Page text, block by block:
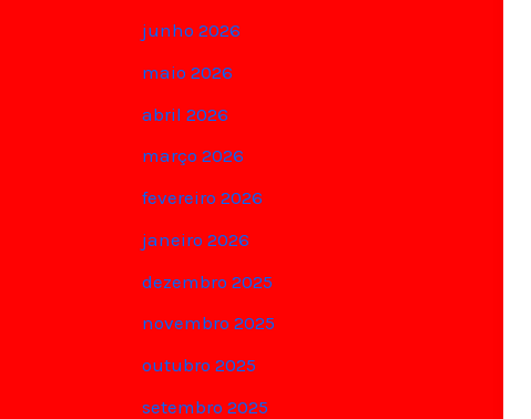
junho 2026
maio 2026
abril 2026
março 2026
fevereiro 2026
janeiro 2026
dezembro 2025
novembro 2025
outubro 2025
setembro 2025